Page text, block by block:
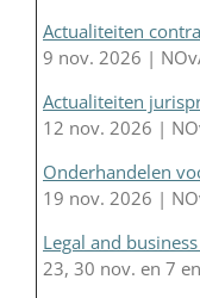
Actualiteiten
9 nov. 2026 |
Actualiteiten
12 nov. 2026 |
Onderhandelen
19 nov. 2026 |
Legal and
23, 30 nov. en 7